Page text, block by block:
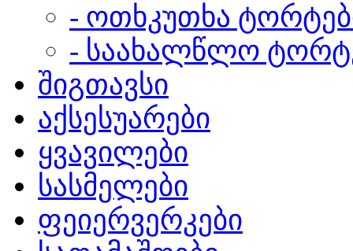
- ოთხკუთხა
- საახალწლო
შიგთავსი
აქსესუარები
ყვავილები
სასმელები
ფეიერვერკები